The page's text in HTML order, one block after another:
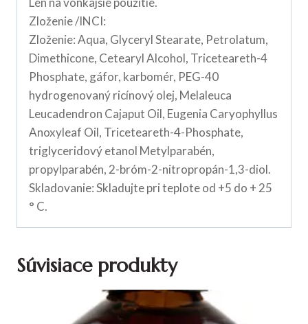
Zloženie /INCI:
Zloženie: Aqua, Glyceryl Stearate, Petrolatum,
Dimethicone, Cetearyl Alcohol, Triceteareth-4
Phosphate, gáfor, karbomér, PEG-40
hydrogenovaný ricínový olej, Melaleuca
Leucadendron Cajaput Oil, Eugenia Caryophyllus
Anoxyleaf Oil, Triceteareth-4-Phosphate,
triglyceridový etanol Metylparabén,
propylparabén, 2-bróm-2-nitropropán-1,3-diol.
Skladovanie: Skladujte pri teplote od +5 do + 25
° C.
Súvisiace produkty